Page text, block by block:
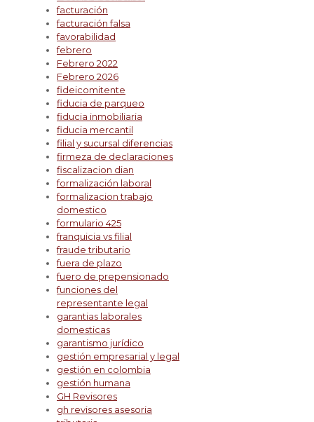
facturación
facturación falsa
favorabilidad
febrero
Febrero 2022
Febrero 2026
fideicomitente
fiducia de parqueo
fiducia inmobiliaria
fiducia mercantil
filial y sucursal diferencias
firmeza de declaraciones
fiscalizacion dian
formalización laboral
formalizacion trabajo
domestico
formulario 425
franquicia vs filial
fraude tributario
fuera de plazo
fuero de prepensionado
funciones del
representante legal
garantias laborales
domesticas
garantismo jurídico
gestión empresarial y legal
gestión en colombia
gestión humana
GH Revisores
gh revisores asesoria